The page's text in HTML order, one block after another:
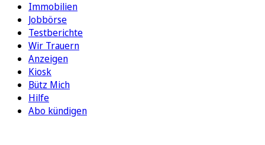
Immobilien
Jobbörse
Testberichte
Wir Trauern
Anzeigen
Kiosk
Bütz Mich
Hilfe
Abo kündigen